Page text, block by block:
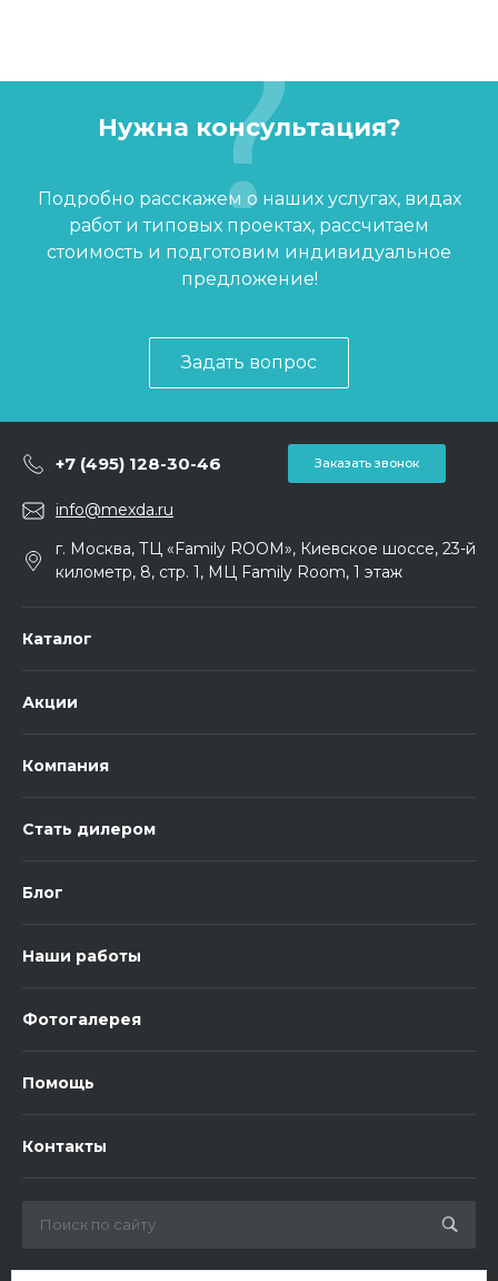
Нужна консультация?
Подробно расскажем о наших услугах, видах
работ и типовых проектах, рассчитаем
стоимость и подготовим индивидуальное
предложение!
Задать вопрос
+7 (495) 128-30-46 Заказать звонок
info@mexda.ru
г. Москва, ТЦ «Family ROOM», Киевское шоссе, 23-й
километр, 8, стр. 1, МЦ Family Room, 1 этаж
Каталог
Акции
Компания
Стать дилером
Блог
Наши работы
Фотогалерея
Помощь
Контакты